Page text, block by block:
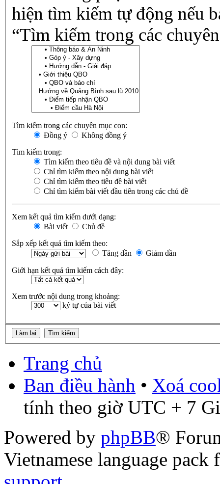
hiện tìm kiếm tự động nếu
“Tìm kiếm trong các
Tìm kiếm trong các chuyên mục con:
Đồng ý
Không đồng ý
Tìm kiếm trong:
Tìm kiếm theo tiêu đề và nội dung bài viết
Chỉ tìm kiếm theo nội dung bài viết
Chỉ tìm kiếm theo tiêu đề bài viết
Chỉ tìm kiếm bài viết đầu tiên trong các chủ đề
Xem kết quả tìm kiếm dưới dạng:
Bài viết
Chủ đề
Sắp xếp kết quả tìm kiếm theo:
Tăng dần
Giảm dần
Giới hạn kết quả tìm kiếm cách đây:
Xem trước nội dung trong khoảng:
ký tự của bài viết
Trang chủ
Ban điều hành • Xoá
tính theo giờ UTC + 7
Powered by phpBB®
Vietnamese language